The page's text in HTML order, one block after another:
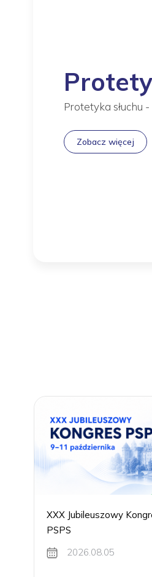
Protetyka słuchu
Zobacz więcej
XXX Jubileuszowy
PSPS
2026.08.05